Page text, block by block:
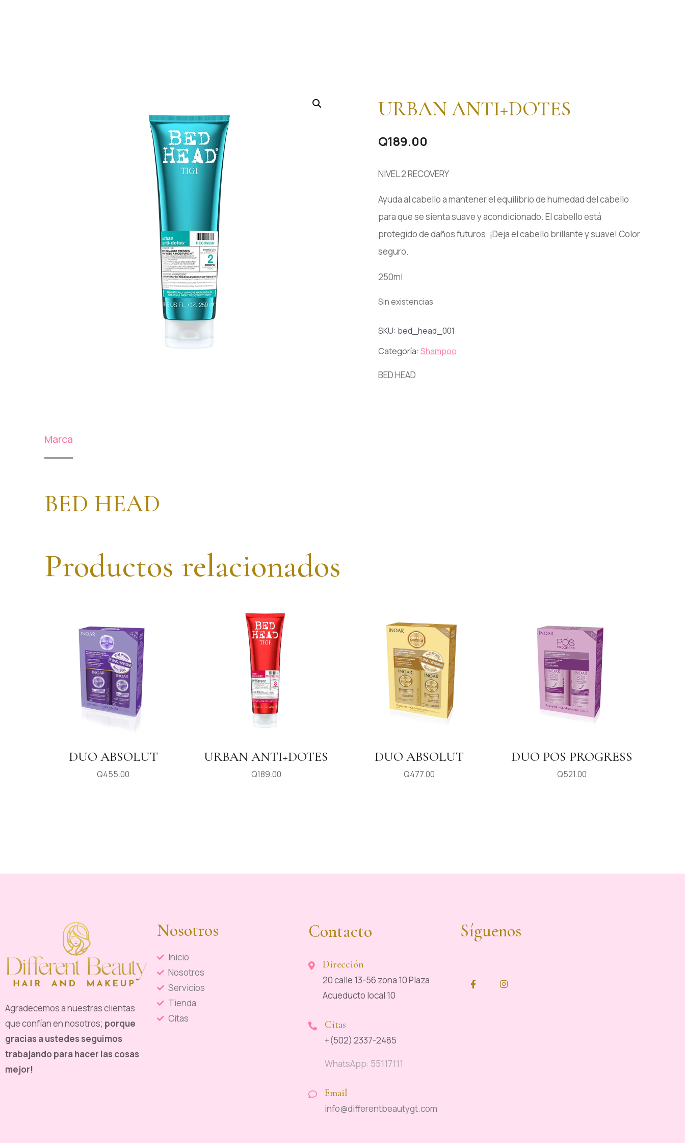
URBAN ANTI+DOTES
Q189.00
NIVEL 2 RECOVERY
Ayuda al cabello a mantener el equilibrio de humedad del cabello
para que se sienta suave y acondicionado. El cabello está
protegido de daños futuros. ¡Deja el cabello brillante y suave! Color
seguro.
250ml
Sin existencias
SKU: bed_head_001
Categoría: Shampoo
BED HEAD
Marca
BED HEAD
Productos relacionados
DUO ABSOLUT
Q455.00
URBAN ANTI+DOTES
Q189.00
DUO ABSOLUT
Q477.00
DUO POS PROGRESS
Q521.00
Agradecemos a nuestras clientas
que confían en nosotros; porque
gracias a ustedes seguimos
trabajando para hacer las cosas
mejor!
Nosotros
Inicio
Nosotros
Servicios
Tienda
Citas
Contacto
Dirección
20 calle 13-56 zona 10 Plaza
Acueducto local 10
Citas
+(502) 2337-2485
WhatsApp: 55117111
Email
info@differentbeautygt.com
Síguenos